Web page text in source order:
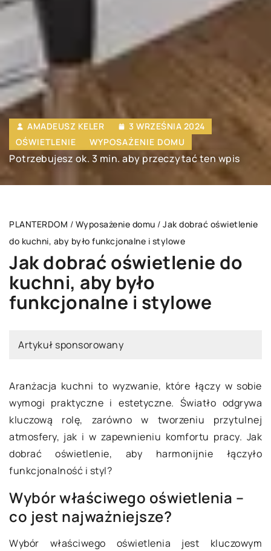
AMADEUSZ KELER
3 WRZEŚNIA 2024
OŚWIETLENIE
WYPOSAŻENIE DOMU
Potrzebujesz ok. 3 min. aby przeczytać ten wpis
PLANTERDOM / Wyposażenie domu / Jak dobrać oświetlenie
do kuchni, aby było funkcjonalne i stylowe
Jak dobrać oświetlenie do
kuchni, aby było
funkcjonalne i stylowe
Artykuł sponsorowany
Aranżacja kuchni to wyzwanie, które łączy w sobie
wymogi praktyczne i estetyczne. Światło odgrywa
kluczową rolę, zarówno w tworzeniu przytulnej
atmosfery, jak i w zapewnieniu komfortu pracy. Jak
dobrać oświetlenie, aby harmonijnie łączyło
funkcjonalność i styl?
Wybór właściwego oświetlenia –
co jest najważniejsze?
Wybór właściwego oświetlenia jest kluczowym